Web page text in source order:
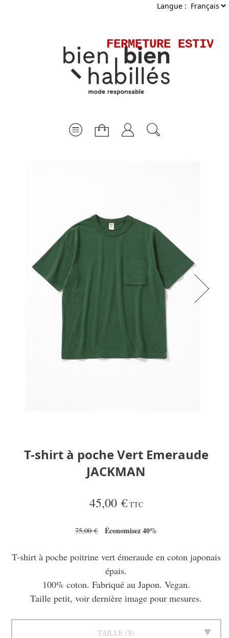
Langue :
FERMETURE
T-shirt à poche Vert Emeraude
JACKMAN
45,00 € TTC
75,00 € Économisez 40%
T-shirt à poche poitrine vert émeraude en coton japonais
épais.
100% coton. Fabriqué au Japon. Vegan.
Taille petit, voir dernière image pour mesures.
TAILLE S